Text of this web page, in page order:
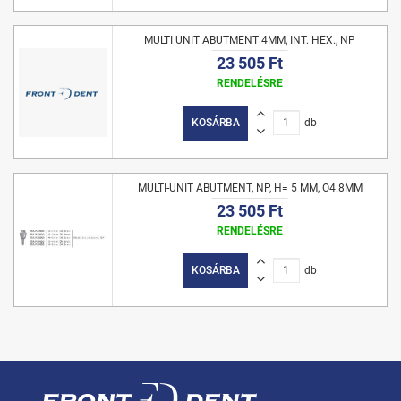
MULTI UNIT ABUTMENT 4MM, INT. HEX., NP
23 505 Ft
RENDELÉSRE
KOSÁRBA db
MULTI-UNIT ABUTMENT, NP, H= 5 MM, O4.8MM
23 505 Ft
RENDELÉSRE
KOSÁRBA db